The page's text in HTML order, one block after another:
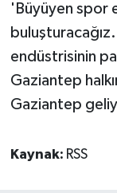
'Büyüyen spor
endüstrisinin
Gaziantep
Gaziantep
Kaynak: RSS